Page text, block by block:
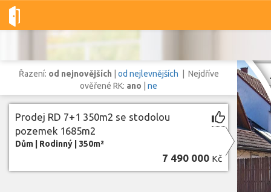
Dobré-nemovitosti.cz obec Hořesedly, okres Rakovník,
Pozemky
okres Rakovník, Středočeský kraj
Řazení: od nejnovějších od nejlevnějších | Nejdříve
ověřené RK: ano ne
Prodej RD 7+1 350m2 se stodolou
pozemek 1685m2
Dům Rodinný 350m²
7 490 000 Kč